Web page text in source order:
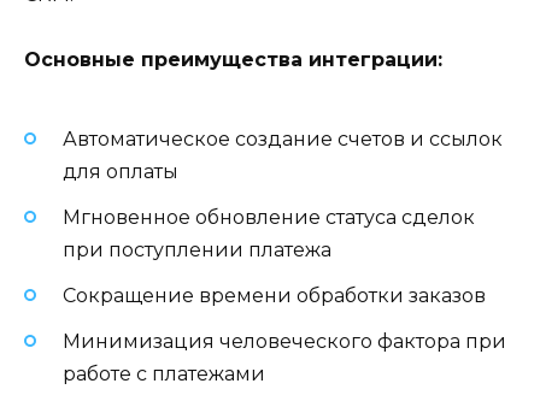
Основные преимущества интеграции:
Автоматическое создание счетов и ссылок
для оплаты
Мгновенное обновление статуса сделок
при поступлении платежа
Сокращение времени обработки заказов
Минимизация человеческого фактора при
работе с платежами